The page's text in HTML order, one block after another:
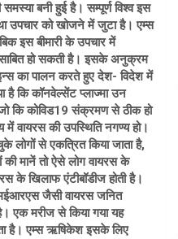
बनी हुई है। सम्पूर्ण विश्व इस
उपचार को खोजने में जुटा है। एम्स
इस बीमारी के उपचार में
साबित हो सकती है। इसके अनुक्रम
का पालन करते हुए देश- विदेश में
है कि कॉनवेल्सेंट प्लाज्मा उन
कि कोविड19 संक्रमण से ठीक हो
वायरस की उपस्थिति नगण्य हो।
लोगों से एकत्रित किया जाता है,
की मानें तो ऐसे लोग वायरस के
के खिलाफ एंटीबॉडीज होती है।
जैसी वायरस जनित
एक मरीज से किया गया यह
है। एम्स ऋषिकेश इसके लिए